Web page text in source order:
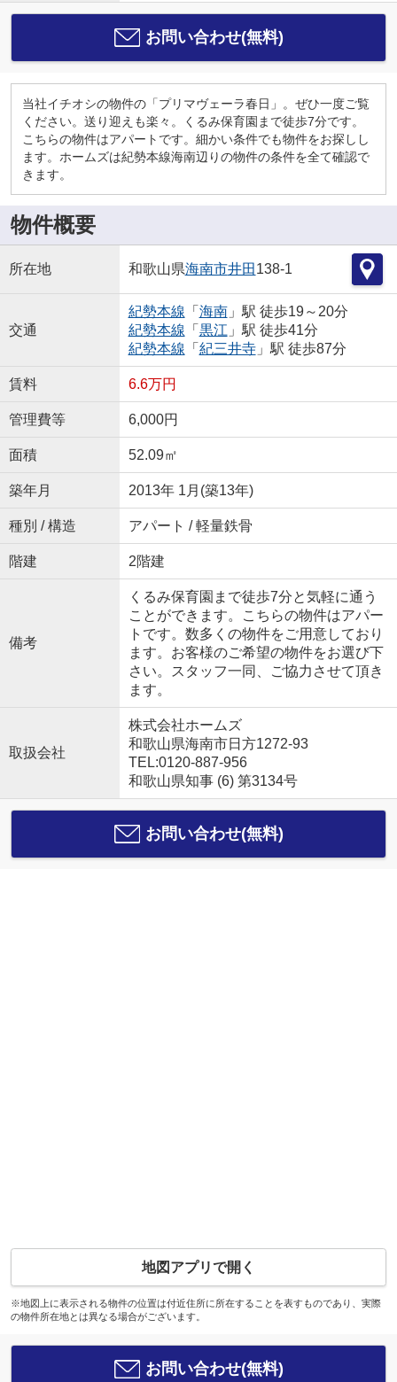
お問い合わせ(無料)
当社イチオシの物件の「プリマヴェーラ春日」。ぜひ一度ご覧
ください。送り迎えも楽々。くるみ保育園まで徒歩7分です。
こちらの物件はアパートです。細かい条件でも物件をお探しし
ます。ホームズは紀勢本線海南辺りの物件の条件を全て確認で
きます。
物件概要
所在地 和歌山県海南市井田 138-1
交通
紀勢本線 「 海南」駅 徒歩19～20分
紀勢本線 「 黒江 」駅 徒歩41分
紀勢本線 「 紀三井寺」駅 徒歩87分
賃料 6.6万円
管理費等 6,000円
面積 52.09㎡
築年月 2013年 1月(築13年)
種別 / 構造 アパート / 軽量鉄骨
階建 2階建
備考
くるみ保育園まで徒歩7分と気軽に通う
ことができます。こちらの物件はアパー
トです。数多くの物件をご用意しており
ます。お客様のご希望の物件をお選び下
さい。スタッフ一同、ご協力させて頂き
ます。
取扱会社
株式会社ホームズ
和歌山県海南市日方1272-93
TEL:0120-887-956
和歌山県知事 (6) 第3134号
お問い合わせ(無料)
地図アプリで開く
※地図上に表示される物件の位置は付近住所に所在することを表すものであり、実際
の物件所在地とは異なる場合がございます。
お問い合わせ(無料)